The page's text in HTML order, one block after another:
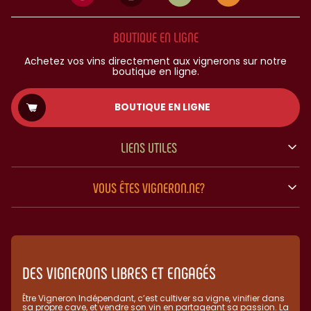
BOUTIQUE EN LIGNE
Achetez vos vins directement aux vignerons sur notre
boutique en ligne.
BOUTIQUE EN LIGNE
LIENS UTILES
VOUS ÊTES VIGNERON.NE?
DES VIGNERONS LIBRES ET ENGAGÉS
Être Vigneron Indépendant, c’est cultiver sa vigne, vinifier dans
sa propre cave, et vendre son vin en partageant sa passion. La